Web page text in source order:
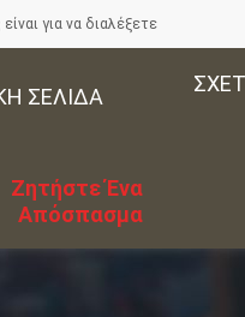
για να διαλέξετε
ΣΕΛΊΔΑ
Ζητήστε Ένα
Απόσπασμα